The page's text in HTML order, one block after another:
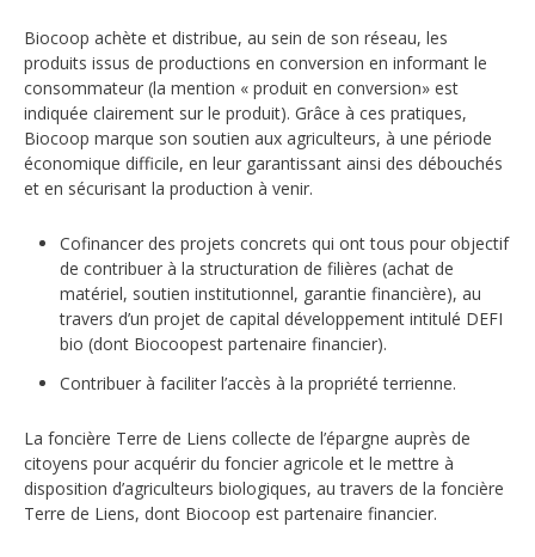
Biocoop achète et distribue, au sein de son réseau, les
produits issus de productions en conversion en informant le
consommateur (la mention « produit en conversion» est
indiquée clairement sur le produit). Grâce à ces pratiques,
Biocoop marque son soutien aux agriculteurs, à une période
économique difficile, en leur garantissant ainsi des débouchés
et en sécurisant la production à venir.
Cofinancer des projets concrets qui ont tous pour objectif
de contribuer à la structuration de filières (achat de
matériel, soutien institutionnel, garantie financière), au
travers d’un projet de capital développement intitulé DEFI
bio (dont Biocoopest partenaire financier).
Contribuer à faciliter l’accès à la propriété terrienne.
La foncière Terre de Liens collecte de l’épargne auprès de
citoyens pour acquérir du foncier agricole et le mettre à
disposition d’agriculteurs biologiques, au travers de la foncière
Terre de Liens, dont Biocoop est partenaire financier.